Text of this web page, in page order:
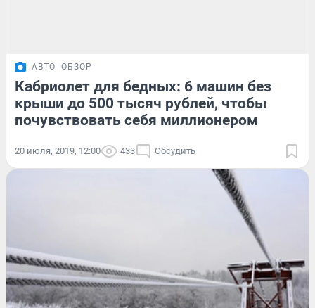
АВТО ОБЗОР
Кабриолет для бедных: 6 машин без
крыши до 500 тысяч рублей, чтобы
почувствовать себя миллионером
20 июля, 2019, 12:00 433 Обсудить